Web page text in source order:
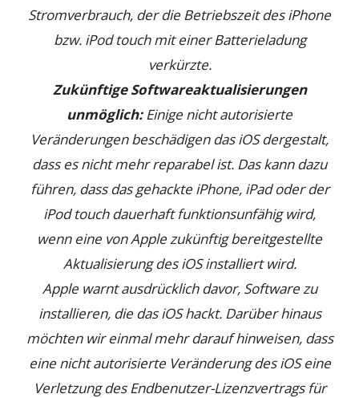
Stromverbrauch, der die Betriebszeit des iPhone
bzw. iPod touch mit einer Batterieladung
verkürzte.
Zukünftige Softwareaktualisierungen
unmöglich: Einige nicht autorisierte
Veränderungen beschädigen das iOS dergestalt,
dass es nicht mehr reparabel ist. Das kann dazu
führen, dass das gehackte iPhone, iPad oder der
iPod touch dauerhaft funktionsunfähig wird,
wenn eine von Apple zukünftig bereitgestellte
Aktualisierung des iOS installiert wird.
Apple warnt ausdrücklich davor, Software zu
installieren, die das iOS hackt. Darüber hinaus
möchten wir einmal mehr darauf hinweisen, dass
eine nicht autorisierte Veränderung des iOS eine
Verletzung des Endbenutzer-Lizenzvertrags für